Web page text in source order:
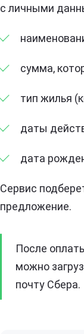
с личными
сумма,
тип жилья
даты
дата
Сервис
предложение.
После
можно
почту Сбера.